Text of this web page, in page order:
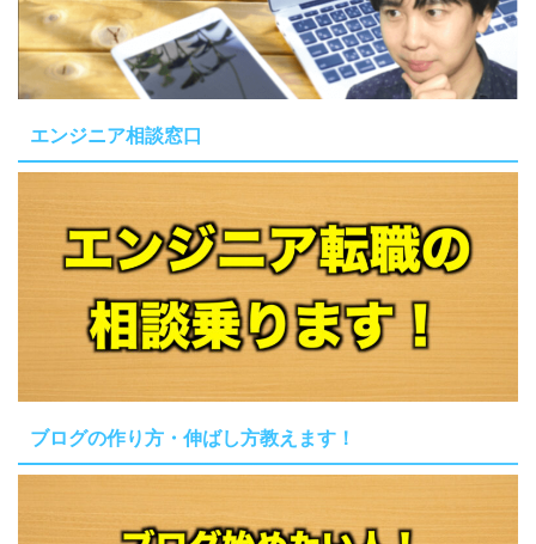
エンジニア相談窓口
ブログの作り方・伸ばし方教えます！